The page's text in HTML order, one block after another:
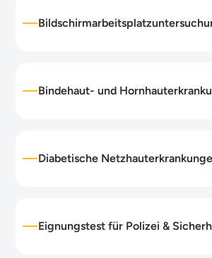
Bindehaut- und
Diabetische
Eignungstest für Polizei &